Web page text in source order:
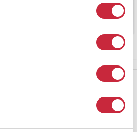
o nowych aukcjach, prosimy podać